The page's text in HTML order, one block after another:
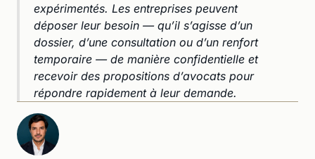
expérimentés. Les entreprises peuvent
déposer leur besoin — qu’il s’agisse d’un
dossier, d’une consultation ou d’un renfort
temporaire — de manière confidentielle et
recevoir des propositions d’avocats pour
répondre rapidement à leur demande.